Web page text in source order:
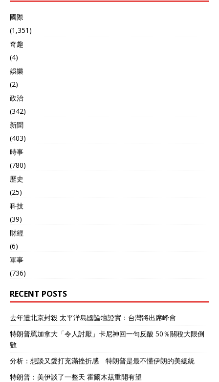
國際
(1,351)
奇趣
(4)
娛樂
(2)
政治
(342)
新聞
(403)
時事
(780)
歷史
(25)
科技
(39)
財經
(6)
軍事
(736)
RECENT POSTS
去年遭北京封殺 太平洋島國論壇證實：台灣將出席峰會
特朗普罵加拿大「令人討厭」卡尼神回一句反酸 50％關稅大限倒
數
分析：想談又愛打充滿挫折感 特朗普是最不懂伊朗的美總統
特朗普：美伊談了一整天 霍爾木茲重開有望